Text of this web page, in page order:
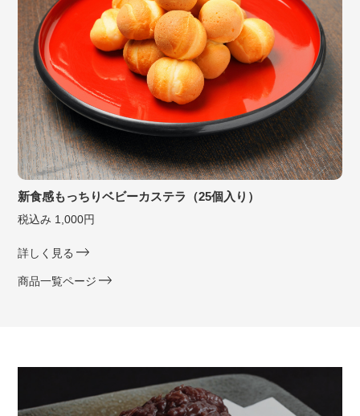
新食感もっちりベビーカステラ（25個入り）
税込み 1,000円
詳しく見る
商品一覧ページ